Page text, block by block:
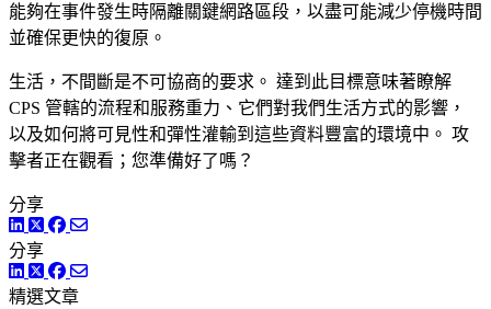
能夠在事件發生時隔離關鍵網路區段，以盡可能減少停機時間
並確保更快的復原。
生活，不間斷是不可協商的要求。 達到此目標意味著瞭解
CPS 管轄的流程和服務重力、它們對我們生活方式的影響，
以及如何將可見性和彈性灌輸到這些資料豐富的環境中。 攻
擊者正在觀看；您準備好了嗎？
分享
LinkedIn
TwitterFacebook
分享
LinkedIn
TwitterFacebook
精選文章